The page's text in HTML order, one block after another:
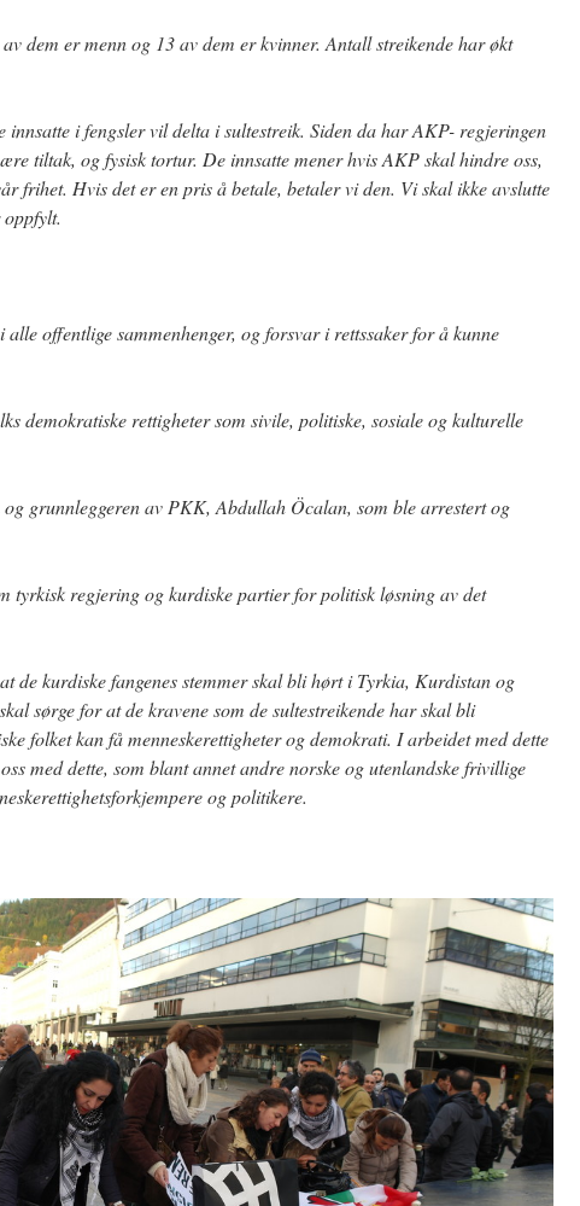
dem er menn og 13 av dem er kvinner. Antall streikende har økt
i fengsler vil delta i sultestreik. Siden da har AKP- regjeringen
tiltak, og fysisk tortur. De innsatte mener hvis AKP skal hindre oss,
frihet. Hvis det er en pris å betale, betaler vi den. Vi skal ikke avslutte
offentlige sammenhenger, og forsvar i rettssaker for å kunne
demokratiske rettigheter som sivile, politiske, sosiale og kulturelle
grunnleggeren av PKK, Abdullah Öcalan, som ble arrestert og
tyrkisk regjering og kurdiske partier for politisk løsning av det
de kurdiske fangenes stemmer skal bli hørt i Tyrkia, Kurdistan og
sørge for at de kravene som de sultestreikende har skal bli
folket kan få menneskerettigheter og demokrati. I arbeidet med dette
med dette, som blant annet andre norske og utenlandske frivillige
ere og politikere.